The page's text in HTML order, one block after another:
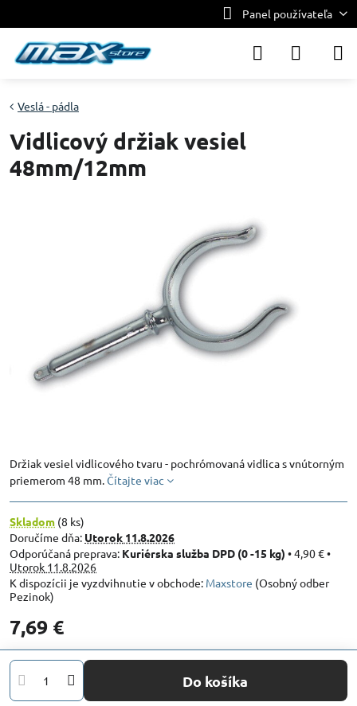
Panel používateľa
Veslá - pádla
Vidlicový držiak vesiel
48mm/12mm
Držiak vesiel vidlicového tvaru - pochrómovaná vidlica s vnútorným
priemerom 48 mm.Čítajte viac
Skladom (8 ks)
Doručíme dňa: Utorok 11.8.2026
Kuriérska služba DPD (0 -15 kg) •4,90 €•
Utorok 11.8.2026
Maxstore (Osobný odber
Pezinok)
7,69 €
Do košíka